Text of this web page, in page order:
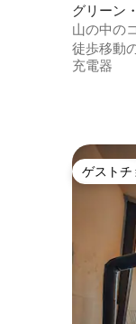
グリーン
ルズのロ
山の中の
徒歩移動
充電器
ゲストチ
ゲストチ